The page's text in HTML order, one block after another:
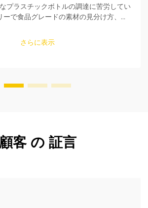
プラスチックボトルの調達に苦労してい
ーで食品グレードの素材の見分け方、シ
への適合性を確保してください。今すぐ
読む。
さらに表示
顧客 の 証言